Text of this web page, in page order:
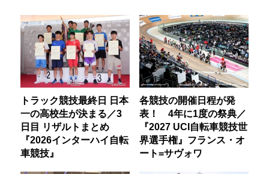
トラック競技最終日 日本
一の高校生が決まる／3
日目 リザルトまとめ
『2026インターハイ自転
車競技』
各競技の開催日程が発
表！ 4年に1度の祭典／
『2027 UCI自転車競技世
界選手権』フランス・オ
ート=サヴォワ